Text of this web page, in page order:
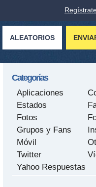
ALEATORIOS
Categorías
Aplicaciones
Estados
Fotos
Grupos y Fans
Móvil
Twitter
Yahoo Respuestas